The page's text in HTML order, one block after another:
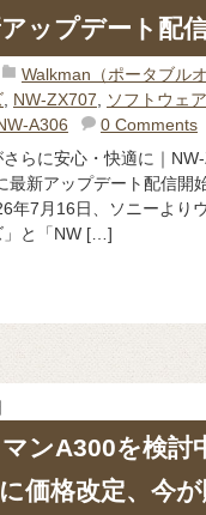
ップデート配
Walkman（ポータブル
, NW-ZX707 ソフトウェ
A306
0 Comments
らに安心・快適に｜
最新アップデート配信開
年7月16日、ソニーより
」と「NW […]
ンA300を検討
価格改定、今